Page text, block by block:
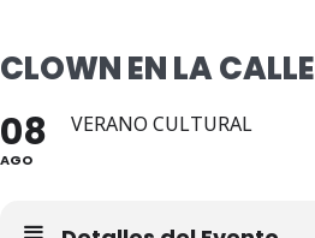
CLOWN EN LA CALLE
08
AGO
VERANO CULTURAL